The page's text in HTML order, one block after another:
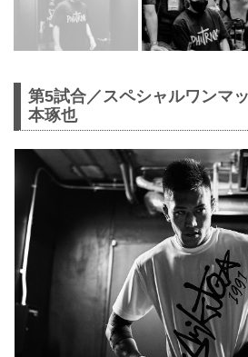
第5試合／スペシャルワンマ
本琢也